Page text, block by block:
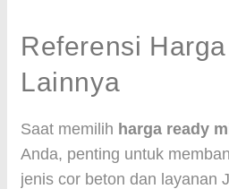
Referensi
Lainnya
Saat memilih harga ready
Anda, penting untuk
jenis cor beton dan layanan